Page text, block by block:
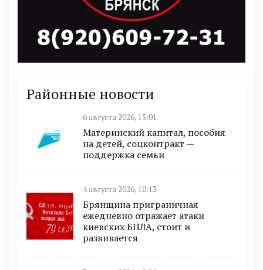
Районные новости
6 августа 2026, 15:01
Материнский капитал, пособия
на детей, соцконтракт —
поддержка семьи
4 августа 2026, 10:13
Брянщина приграничная
ежедневно отражает атаки
киевских БПЛА, стоит и
развивается